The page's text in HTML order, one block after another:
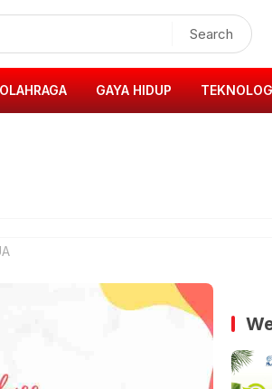
Search
OLAHRAGA GAYA HIDUP